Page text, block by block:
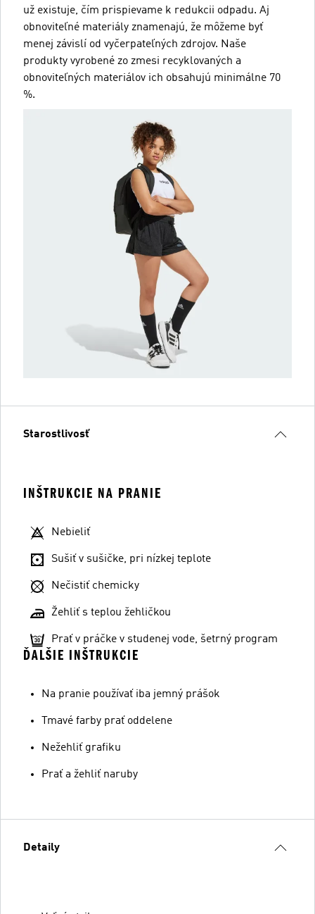
už existuje, čím prispievame k redukcii odpadu. Aj
obnoviteľné materiály znamenajú, že môžeme byť
menej závislí od vyčerpateľných zdrojov. Naše
produkty vyrobené zo zmesi recyklovaných a
obnoviteľných materiálov ich obsahujú minimálne 70
%.
Starostlivosť
INŠTRUKCIE NA PRANIE
Nebieliť
Sušiť v sušičke, pri nízkej teplote
Nečistiť chemicky
Žehliť s teplou žehličkou
Prať v práčke v studenej vode, šetrný program
ĎALŠIE INŠTRUKCIE
Na pranie používať iba jemný prášok
Tmavé farby prať oddelene
Nežehliť grafiku
Prať a žehliť naruby
Detaily